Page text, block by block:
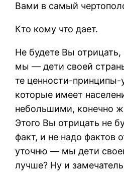
Вами в самый
Кто кому что дает.
Не будете Вы отрицать,
мы — дети своей
те ценности-
которые имеет
небольшими, конечно
Этого Вы отрицать не
факт, и не надо фактов
уточню — мы дети
лучше? Ну и